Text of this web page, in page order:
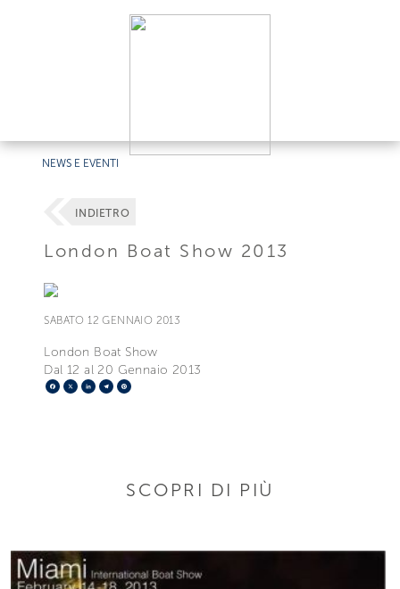
NEWS E EVENTI
INDIETRO
London Boat Show 2013
SABATO 12 GENNAIO 2013
London Boat Show
Dal 12 al 20 Gennaio 2013
Facebook
X LinkedIn
Telegram
SCOPRI DI PIÙ